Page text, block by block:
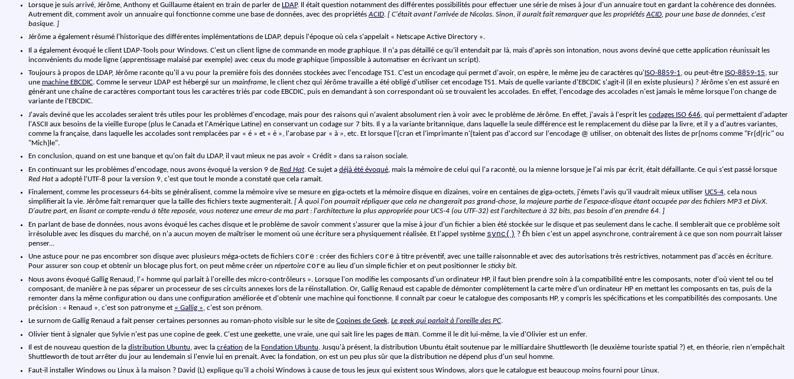
Lorsque je suis arrivé, Jérôme, Anthony et Guillaume étaient en train de parler de LDAP. Il était question notamment des différentes possibilités pour effectuer une série de mises à jour d'un annuaire tout en gardant la cohérence des données.
Autrement dit, comment avoir un annuaire qui fonctionne comme une base de données, avec des propriétésACID. [ C'était avant l'arrivée de Nicolas. Sinon, il aurait fait remarquer que les propriétésACID, pour une base de données, c'est
basique. ]
Jérôme a également résumé l'historique des différentes implémentations de LDAP, depuis l'époque où cela s'appelait « Netscape Active Directory ».
Il a également évoqué le client LDAP-Tools pour Windows. C'est un client ligne de commande en mode graphique. Il n'a pas détaillé ce qu'il entendait par là, mais d'après son intonation, nous avons deviné que cette application réunissait les
inconvénients du mode ligne (apprentissage malaisé par exemple) avec ceux du mode graphique (impossible à automatiser en écrivant un script).
Toujours à propos de LDAP, Jérôme raconte qu'il a vu pour la première fois des données stockées avec l'encodage TS1. C'est un encodage qui permet d'avoir, on espère, le même jeu de caractères qu' ISO-8859-1, ou peut-être ISO-8859-15, sur
une machine EBCDIC. Comme le serveur LDAP est hébergé sur un mainframe, le client chez qui Jérôme travaille a été obligé d'utiliser cet encodage TS1. Mais de quelle variante d'EBCDIC s'agit-il (il en existe plusieurs) ? Jérôme s'en est assuré en
générant une chaîne de caractères comportant tous les caractères triés par code EBCDIC, puis en demandant à son correspondant où se trouvaient les accolades. En effet, l'encodage des accolades n'est jamais le même lorsque l'on change de
variante de l'EBCDIC.
J'avais deviné que les accolades seraient très utiles pour les problèmes d'encodage, mais pour des raisons qui n'avaient absolument rien à voir avec le problème de Jérôme. En effet, j'avais à l'esprit les codages ISO 646, qui permettaient d'adapter
l'ASCII aux besoins de la vieille Europe (plus le Canada et l'Amérique Latine) en conservant un codage sur 7 bits. Il y a la variante britannique, dans laquelle la seule différence est le remplacement du dièse par la livre, et il y a d'autres variantes,
comme la française, dans laquelle les accolades sont remplacées par « é » et « è », l'arobase par « à », etc. Et lorsque l'{cran et l'imprimante n'{taient pas d'accord sur l'encodage @ utiliser, on obtenait des listes de pr{noms comme "Fr{d{ric" ou
"Mich}le".
En conclusion, quand on est une banque et qu'on fait du LDAP, il vaut mieux ne pas avoir « Crédit » dans sa raison sociale.
En continuant sur les problèmes d'encodage, nous avons évoqué la version 9 de Red Hat. Ce sujet a déjà été évoqué, mais la mémoire de celui qui l'a raconté, ou la mienne lorsque je l'ai mis par écrit, était défaillante. Ce qui s'est passé lorsque
Red Hata adopté l'UTF-8 pour la version 9, c'est que tout le monde a constaté que cela ramait.
Finalement, comme les processeurs 64-bits se généralisent, comme la mémoire vive se mesure en giga-octets et la mémoire disque en dizaines, voire en centaines de giga-octets, j'émets l'avis qu'il vaudrait mieux utiliser UCS-4, cela nous
simplifierait la vie. Jérôme fait remarquer que la taille des fichiers texte augmenterait. [ À quoi l'on pourrait répliquer que cela ne changerait pas grand-chose, la majeure partie de l'espace-disque étant occupée par des fichiers MP3 et DivX.
D'autre part, en lisant ce compte-rendu à tête reposée, vous noterez une erreur de ma part : l'architecture la plus appropriée pour UCS-4 (ou UTF-32) est l'architecture à 32 bits, pas besoin d'en prendre 64. ]
En parlant de base de données, nous avons évoqué les caches disque et le problème de savoir comment s'assurer que la mise à jour d'un fichier a bien été stockée sur le disque et pas seulement dans le cache. Il semblerait que ce problème soit
irrésoluble avec les disques du marché, on n'a aucun moyen de maîtriser le moment où une écriture sera physiquement réalisée. Et l'appel système sync() ? Éh bien c'est un appel asynchrone, contrairement à ce que son nom pourrait laisser
penser...
Une astuce pour ne pas encombrer son disque avec plusieurs méga-octets de fichiers core : créer des fichiers core à titre préventif, avec une taille raisonnable et avec des autorisations très restrictives, notamment pas d'accès en écriture.
Pour assurer son coup et obtenir un blocage plus fort, on peut même créer un répertoire core au lieu d'un simple fichier et on peut positionner le sticky bit.
Nous avons évoqué Gallig Renaud, l'« homme qui parlait à l'oreille des micro-contrôleurs ». Lorsque l'on modifie les composants d'un ordinateur HP, il faut bien prendre soin à la compatibilité entre les composants, noter d'où vient tel ou tel
composant, de manière à ne pas séparer un processeur de ses circuits annexes lors de la réinstallation. Or, Gallig Renaud est capable de démonter complètement la carte mère d'un ordinateur HP en mettant les composants en tas, puis de la
remonter dans la même configuration ou dans une configuration améliorée et d'obtenir une machine qui fonctionne. Il connaît par coeur le catalogue des composants HP, y compris les spécifications et les compatibilités des composants. Une
précision : « Renaud », c'est son patronyme et « Gallig », c'est son prénom.
Le surnom de Gallig Renaud a fait penser certaines personnes au roman-photo visible sur le site de Copines de Geek, Le geek qui parlait à l'oreille des PC.
Olivier tient à signaler que Sylvie n'est pas une copine de geek. C'est une geekette, une vraie, une qui sait lire les pages de man. Comme il le dit lui-même, la vie d'Olivier est un enfer.
Il est de nouveau question de la distribution Ubuntu, avec la création de la Fondation Ubuntu. Jusqu'à présent, la distribution Ubuntu était soutenue par le milliardaire Shuttleworth (le deuxième touriste spatial ?) et, en théorie, rien n'empêchait
Shuttleworth de tout arrêter du jour au lendemain si l'envie lui en prenait. Avec la fondation, on est un peu plus sûr que la distribution ne dépend plus d'un seul homme.
Faut-il installer Windows ou Linux à la maison ? David (L) explique qu'il a choisi Windows à cause de tous les jeux qui existent sous Windows, alors que le catalogue est beaucoup moins fourni pour Linux.